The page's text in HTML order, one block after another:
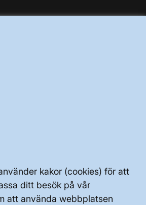
kakor (cookies) för att
ditt besök på vår
att använda webbplatsen